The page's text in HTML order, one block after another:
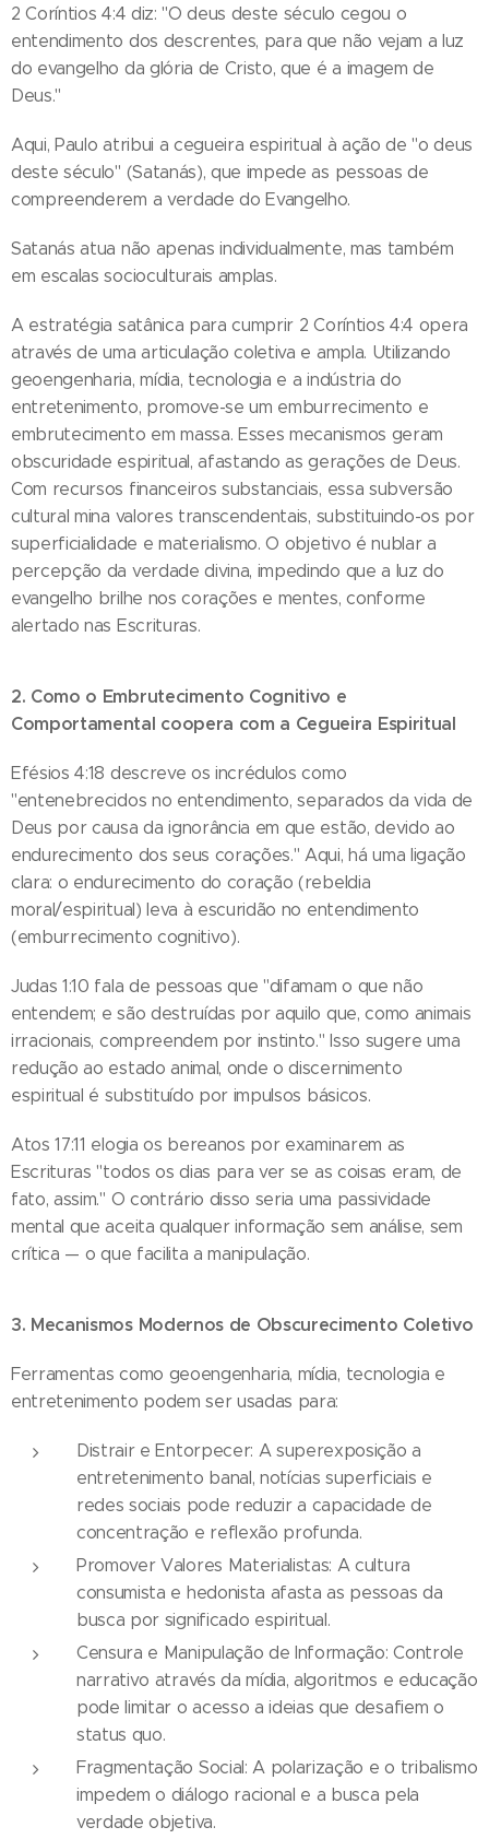
2 Coríntios 4:4 diz: "O deus deste século cegou o
entendimento dos descrentes, para que não vejam a luz
do evangelho da glória de Cristo, que é a imagem de
Deus."
Aqui, Paulo atribui a cegueira espiritual à ação de "o deus
deste século" (Satanás), que impede as pessoas de
compreenderem a verdade do Evangelho.
Satanás atua não apenas individualmente, mas também
em escalas socioculturais amplas.
A estratégia satânica para cumprir 2 Coríntios 4:4 opera
através de uma articulação coletiva e ampla. Utilizando
geoengenharia, mídia, tecnologia e a indústria do
entretenimento, promove-se um emburrecimento e
embrutecimento em massa. Esses mecanismos geram
obscuridade espiritual, afastando as gerações de Deus.
Com recursos financeiros substanciais, essa subversão
cultural mina valores transcendentais, substituindo-os por
superficialidade e materialismo. O objetivo é nublar a
percepção da verdade divina, impedindo que a luz do
evangelho brilhe nos corações e mentes, conforme
alertado nas Escrituras.
2. Como o Embrutecimento Cognitivo e
Comportamental coopera com a Cegueira Espiritual
Efésios 4:18 descreve os incrédulos como
"entenebrecidos no entendimento, separados da vida de
Deus por causa da ignorância em que estão, devido ao
endurecimento dos seus corações." Aqui, há uma ligação
clara: o endurecimento do coração (rebeldia
moral/espiritual) leva à escuridão no entendimento
(emburrecimento cognitivo).
Judas 1:10 fala de pessoas que "difamam o que não
entendem; e são destruídas por aquilo que, como animais
irracionais, compreendem por instinto." Isso sugere uma
redução ao estado animal, onde o discernimento
espiritual é substituído por impulsos básicos.
Atos 17:11 elogia os bereanos por examinarem as
Escrituras "todos os dias para ver se as coisas eram, de
fato, assim." O contrário disso seria uma passividade
mental que aceita qualquer informação sem análise, sem
crítica — o que facilita a manipulação.
3. Mecanismos Modernos de Obscurecimento Coletivo
Ferramentas como geoengenharia, mídia, tecnologia e
entretenimento podem ser usadas para:
Distrair e Entorpecer: A superexposição a
entretenimento banal, notícias superficiais e
redes sociais pode reduzir a capacidade de
concentração e reflexão profunda.
Promover Valores Materialistas: A cultura
consumista e hedonista afasta as pessoas da
busca por significado espiritual.
Censura e Manipulação de Informação: Controle
narrativo através da mídia, algoritmos e educação
pode limitar o acesso a ideias que desafiem o
status quo.
Fragmentação Social: A polarização e o tribalismo
impedem o diálogo racional e a busca pela
verdade objetiva.